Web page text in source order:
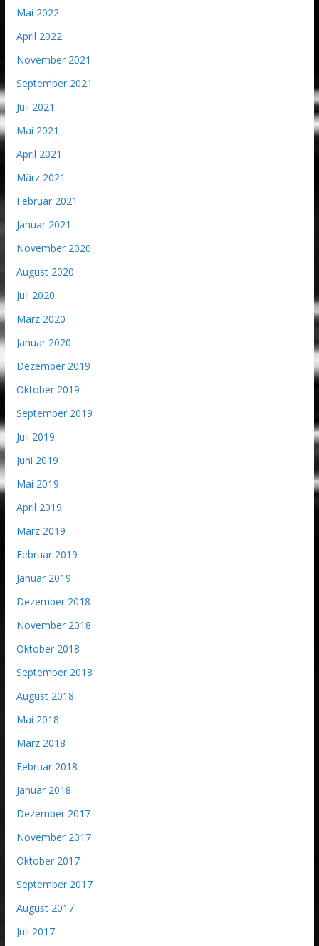
Mai 2022
April 2022
November 2021
September 2021
Juli 2021
Mai 2021
April 2021
März 2021
Februar 2021
Januar 2021
November 2020
August 2020
Juli 2020
März 2020
Januar 2020
Dezember 2019
Oktober 2019
September 2019
Juli 2019
Juni 2019
Mai 2019
April 2019
März 2019
Februar 2019
Januar 2019
Dezember 2018
November 2018
Oktober 2018
September 2018
August 2018
Mai 2018
März 2018
Februar 2018
Januar 2018
Dezember 2017
November 2017
Oktober 2017
September 2017
August 2017
Juli 2017